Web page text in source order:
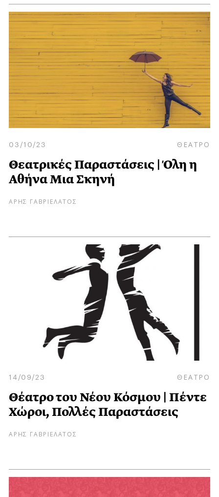
03/10/23 ΘΕΑΤΡΟ
Θεατρικές Παραστάσεις | Όλη η
Αθήνα Μια Σκηνή
ΑΡΗΣ ΓΑΒΡΙΕΛΑΤΟΣ
14/09/23 ΘΕΑΤΡΟ
Θέατρο του Νέου Κόσμου | Πέντε
Χώροι, Πολλές Παραστάσεις
ΑΡΗΣ ΓΑΒΡΙΕΛΑΤΟΣ